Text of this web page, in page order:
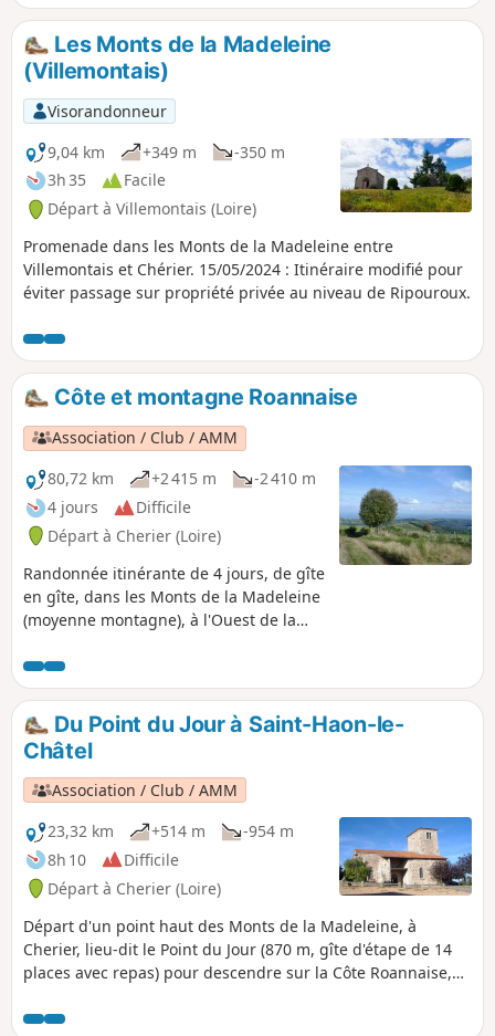
Les Monts de la Madeleine
(Villemontais)
Visorandonneur
9,04 km
+349 m
-350 m
3h 35
Facile
Départ à Villemontais (Loire)
Promenade dans les Monts de la Madeleine entre
Villemontais et Chérier. 15/05/2024 : Itinéraire modifié pour
éviter passage sur propriété privée au niveau de Ripouroux.
Côte et montagne Roannaise
Association / Club / AMM
80,72 km
+2 415 m
-2 410 m
4 jours
Difficile
Départ à Cherier (Loire)
Randonnée itinérante de 4 jours, de gîte
en gîte, dans les Monts de la Madeleine
(moyenne montagne), à l'Ouest de la
nature, souvent encore sauvage, en
empruntant un maximum de petits
chemins.
Du Point du Jour à Saint-Haon-le-
Châtel
Association / Club / AMM
23,32 km
+514 m
-954 m
8h 10
Difficile
Départ à Cherier (Loire)
Départ d'un point haut des Monts de la Madeleine, à
Cherier, lieu-dit le Point du Jour (870 m, gîte d'étape de 14
places avec repas) pour descendre sur la Côte Roannaise,
médiéval de Saint-Haon-le-Châtel (gîte d'étape 14 places